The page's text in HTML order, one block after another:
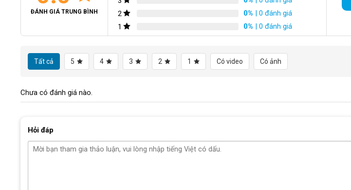
BỘ LÍP
GIÒ DĨA Nhôm, 24/34/42T
LỐP XE/TIRES
TỐC ĐỘ 3*8S
ĐÁNH GIÁ TRUNG BÌNH
2
0% | 0 đánh giá
1
0% | 0 đánh giá
Tất cả 5 4 3 2 1 Có video Có ảnh
Chưa có đánh giá nào.
Hỏi đáp